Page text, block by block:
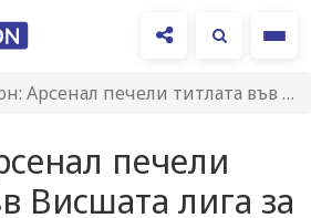
печели титлата във Висшата лига за първи път…
печели
Висшата лига за